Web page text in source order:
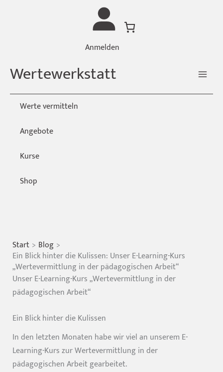
Anmelden
Wertewerkstatt
Werte vermitteln
Angebote
Kurse
Shop
Start Blog
Ein Blick hinter die Kulissen: Unser E-Learning-Kurs
„Wertevermittlung in der pädagogischen Arbeit“
Unser E-Learning-Kurs „Wertevermittlung in der
pädagogischen Arbeit“
Ein Blick hinter die Kulissen
In den letzten Monaten habe wir viel an unserem E-
Learning-Kurs zur Wertevermittlung in der
pädagogischen Arbeit gearbeitet.